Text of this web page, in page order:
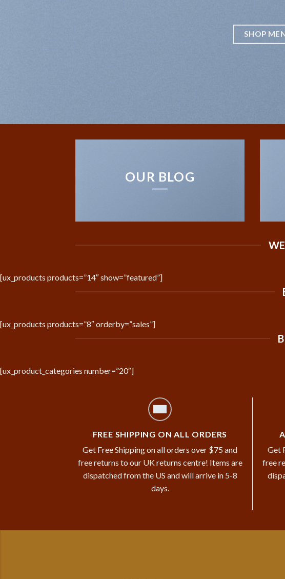
SHOP
OUR BLOG
[ux_products products=”14″ show=”featured”]
[ux_products products=”8″ orderby=”sales”]
[ux_product_categories number=”20″]
FREE SHIPPING ON ALL ORDERS
Get Free Shipping on all orders over $75 and
free returns to our UK returns centre! Items are
dispatched from the US and will arrive in 5-8
days.
Get
free